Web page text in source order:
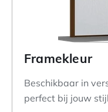
Framekleur
Beschikbaar in
perfect bij jouw